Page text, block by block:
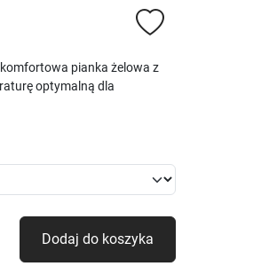
pianka żelowa z
optymalną dla
Dodaj do koszyka